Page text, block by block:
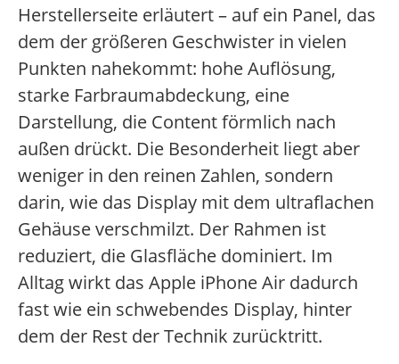
Herstellerseite erläutert – auf ein Panel, das
dem der größeren Geschwister in vielen
Punkten nahekommt: hohe Auflösung,
starke Farbraumabdeckung, eine
Darstellung, die Content förmlich nach
außen drückt. Die Besonderheit liegt aber
weniger in den reinen Zahlen, sondern
darin, wie das Display mit dem ultraflachen
Gehäuse verschmilzt. Der Rahmen ist
reduziert, die Glasfläche dominiert. Im
Alltag wirkt das Apple iPhone Air dadurch
fast wie ein schwebendes Display, hinter
dem der Rest der Technik zurücktritt.